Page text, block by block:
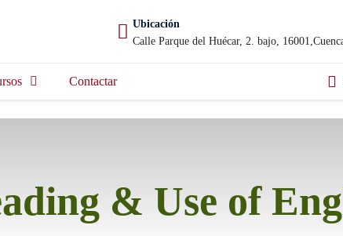
Ubicación
Calle Parque del Huécar, 2. bajo,
Contactar
& Use of